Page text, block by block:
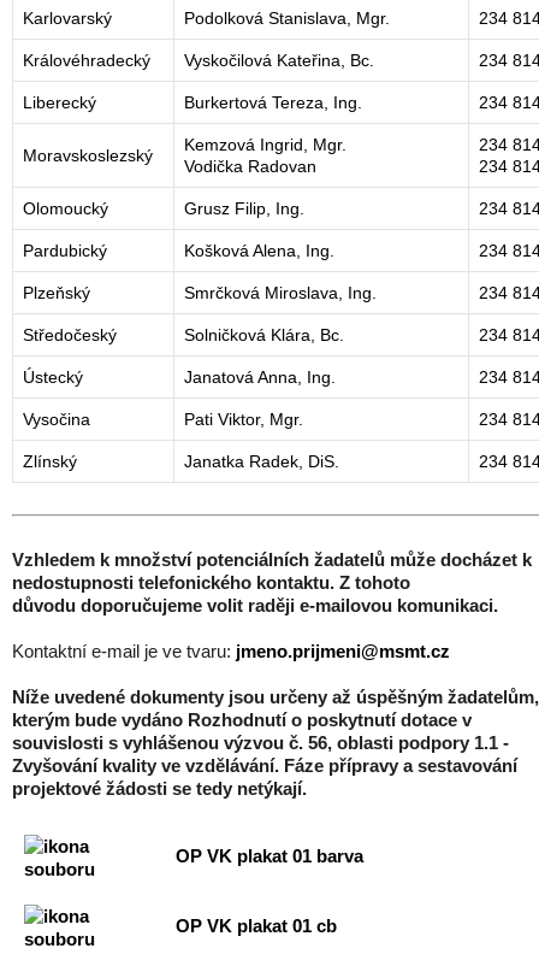
Karlovarský Podolková Stanislava, Mgr. 234
Královéhradecký Vyskočilová Kateřina, Bc. 234
Liberecký Burkertová Tereza, Ing. 234
Moravskoslezský
Kemzová Ingrid, Mgr.
Vodička Radovan
234
234
Olomoucký Grusz Filip, Ing. 234
Pardubický Košková Alena, Ing. 234
Plzeňský Smrčková Miroslava, Ing. 234
Středočeský Solničková Klára, Bc. 234
Ústecký Janatová Anna, Ing. 234
Vysočina Pati Viktor, Mgr. 234
Zlínský Janatka Radek, DiS. 234
Vzhledem k množství potenciálních žadatelů může docházet k
nedostupnosti telefonického kontaktu. Z tohoto
důvodu doporučujeme volit raději e-mailovou komunikaci.
Kontaktní e-mail je ve tvaru: jmeno.prijmeni@msmt.cz
Níže uvedené dokumenty jsou určeny až úspěšným žadatelům,
kterým bude vydáno Rozhodnutí o poskytnutí dotace v
souvislosti s vyhlášenou výzvou č. 56, oblasti podpory 1.1 -
Zvyšování kvality ve vzdělávání. Fáze přípravy a sestavování
projektové žádosti se tedy netýkají.
OP VK plakat 01 barva
OP VK plakat 01 cb